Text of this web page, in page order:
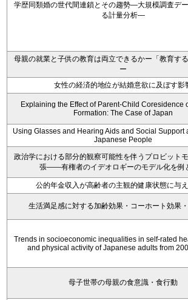
学歴同類婚の世代間連鎖とその趨勢―大規模調査デ
る計量分析―
母親の就業と子供の教育は両立できるかー「教育す
ー
女性の経済的地位が結婚意欲に及ぼす影
Explaining the Effect of Parent-Child Coresidence
Formation: The Case of Japan
Using Glasses and Hearing Aids and Social Support
Japanese People
政治学における部分的観察可能性を伴うプロビット
張――有権者のイデオロギーのモデル化を例
公的年金収入が高齢者の主観的健康状態に与
生活満足感に対する加齢効果・コーホート効果
Trends in socioeconomic inequalities in self-rated
and physical activity of Japanese adults from
母子世帯の母親の食意識・食行動